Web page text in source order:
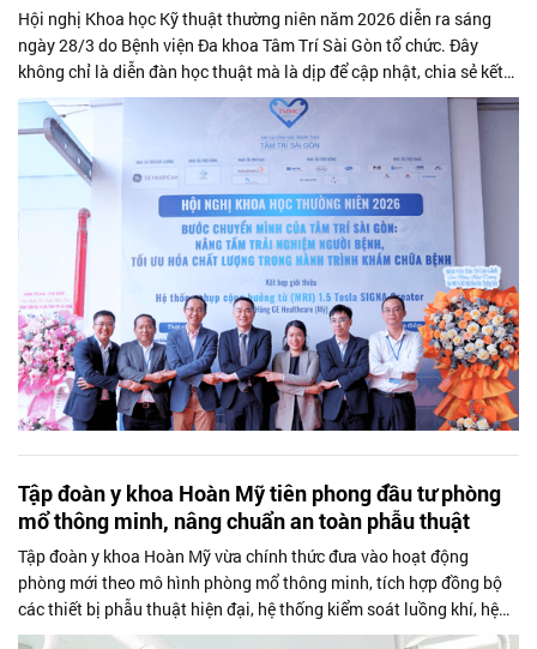
Hội nghị Khoa học Kỹ thuật thường niên năm 2026 diễn ra sáng
ngày 28/3 do Bệnh viện Đa khoa Tâm Trí Sài Gòn tổ chức. Đây
không chỉ là diễn đàn học thuật mà là dịp để cập nhật, chia sẻ kết
quả nghiên cứu,...
Tập đoàn y khoa Hoàn Mỹ tiên phong đầu tư phòng
mổ thông minh, nâng chuẩn an toàn phẫu thuật
Tập đoàn y khoa Hoàn Mỹ vừa chính thức đưa vào hoạt động
phòng mới theo mô hình phòng mổ thông minh, tích hợp đồng bộ
các thiết bị phẫu thuật hiện đại, hệ thống kiểm soát luồng khí, hệ
thống theo dõi thời...